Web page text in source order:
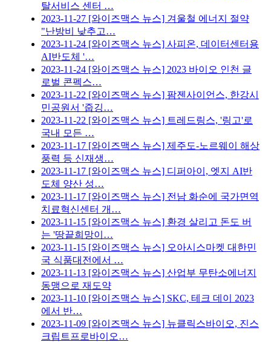
탈서비스 센터 …
2023-11-27 [와이즈맥스 뉴스] 겨울철 에너지 절약
"난방비 낮추고…
2023-11-24 [와이즈맥스 뉴스] 사피온, 데이터센터용
AI반도체 '…
2023-11-24 [와이즈맥스 뉴스] 2023 바이오 인천 글
로벌 콘펙스…
2023-11-22 [와이즈맥스 뉴스] 팜젠사이언스, 한강시
민공원서 '줍깅…
2023-11-22 [와이즈맥스 뉴스] 트레드링스, '링고'로
국내 모든 …
2023-11-17 [와이즈맥스 뉴스] 제주도-노르웨이 해상
풍력 등 신재생…
2023-11-17 [와이즈맥스 뉴스] 디퍼아이, 엣지 AI반
도체 양산 성…
2023-11-17 [와이즈맥스 뉴스] 전남 화순에 국가면역
치료혁신센터 개…
2023-11-15 [와이즈맥스 뉴스] 환경 살리고 돈도 버
는 '땅끝희망이…
2023-11-15 [와이즈맥스 뉴스] 오아시스마켓 대한민
국 식품대전에서 …
2023-11-13 [와이즈맥스 뉴스] 산업부 무탄소에너지
동맹으로 재도약
2023-11-10 [와이즈맥스 뉴스] SKC, 테크 데이 2023
에서 반…
2023-11-09 [와이즈맥스 뉴스] 뉴클릭스바이오, 진스
크립트프로바이오…